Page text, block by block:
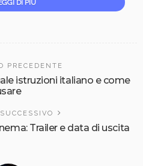
DI PIÙ
PRECEDENTE
istruzioni italiano e come
Trailer e data di uscita